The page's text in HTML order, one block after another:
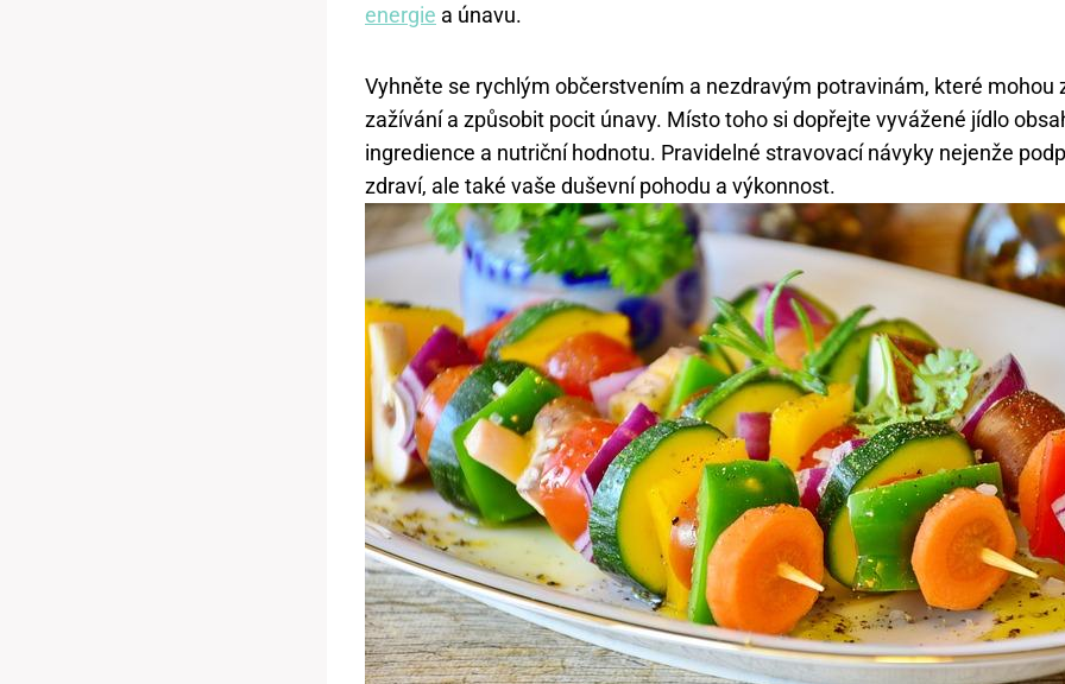
energie a únavu.
Vyhněte se rychlým občerstvením a nezdravým potravinám, které mohou
zažívání a způsobit pocit únavy. Místo toho si dopřejte vyvážené jídlo
ingredience a nutriční hodnotu. Pravidelné stravovací návyky nejenže
zdraví, ale také vaše duševní pohodu a výkonnost.